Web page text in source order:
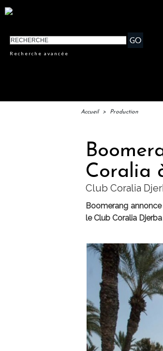
Recherche avancée
Accueil > Production
Coralia
Club Coralia
Boomerang
le Club Coralia